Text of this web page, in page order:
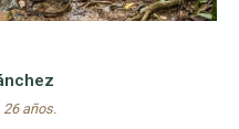
26 años.